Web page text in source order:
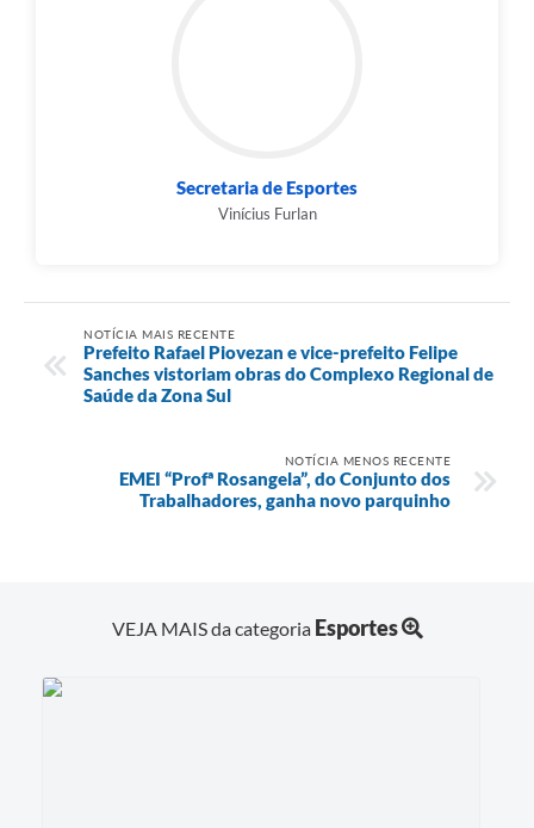
Secretaria de Esportes
Vinícius Furlan
NOTÍCIA MAIS RECENTE
Prefeito Rafael Piovezan e vice-prefeito Felipe
Sanches vistoriam obras do Complexo Regional de
Saúde da Zona Sul
NOTÍCIA MENOS RECENTE
EMEI “Profª Rosangela”, do Conjunto dos
Trabalhadores, ganha novo parquinho
VEJA MAIS da categoria Esportes